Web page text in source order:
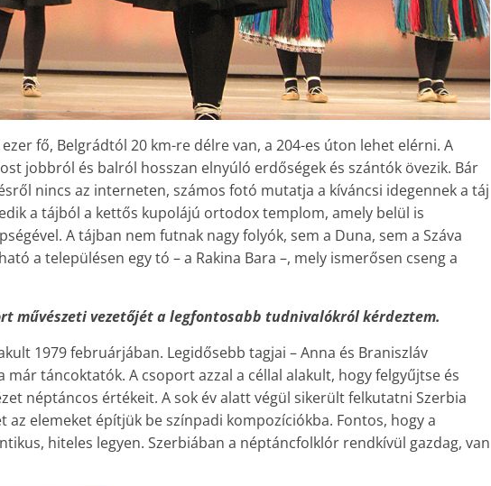
fő, Belgrádtól 20 km-re délre van, a 204-es úton lehet elérni. A
jobbról és balról hosszan elnyúló erdőségek és szántók övezik. Bár
nincs az interneten, számos fotó mutatja a kíváncsi idegennek a táj
a tájból a kettős kupolájú ortodox templom, amely belül is
A tájban nem futnak nagy folyók, sem a Duna, sem a Száva
a településen egy tó – a Rakina Bara –, mely ismerősen cseng a
művészeti vezetőjét a legfontosabb tudnivalókról kérdeztem.
1979 februárjában. Legidősebb tagjai – Anna és Braniszláv
már táncoktatók. A csoport azzal a céllal alakult, hogy felgyűjtse és
néptáncos értékeit. A sok év alatt végül sikerült felkutatni Szerbia
az elemeket építjük be színpadi kompozíciókba. Fontos, hogy a
hiteles legyen. Szerbiában a néptáncfolklór rendkívül gazdag, van